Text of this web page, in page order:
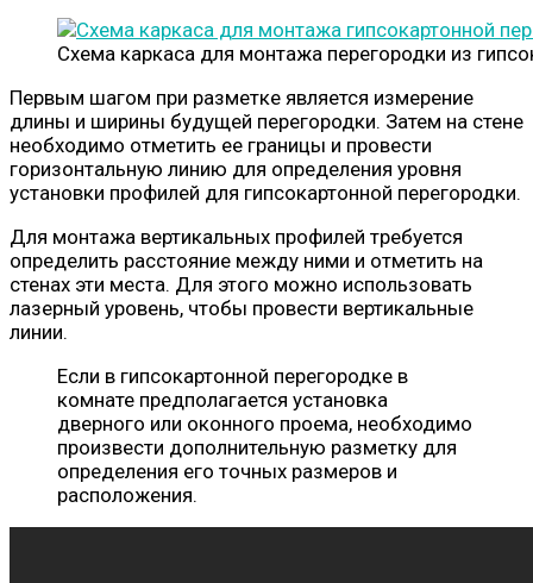
Схема каркаса для монтажа перегородки из
Первым шагом при разметке является измерение
длины и ширины будущей перегородки. Затем на стене
необходимо отметить ее границы и провести
горизонтальную линию для определения уровня
установки профилей для гипсокартонной перегородки.
Для монтажа вертикальных профилей требуется
определить расстояние между ними и отметить на
стенах эти места. Для этого можно использовать
лазерный уровень, чтобы провести вертикальные
линии.
Если в гипсокартонной перегородке в
комнате предполагается установка
дверного или оконного проема, необходимо
произвести дополнительную разметку для
определения его точных размеров и
расположения.